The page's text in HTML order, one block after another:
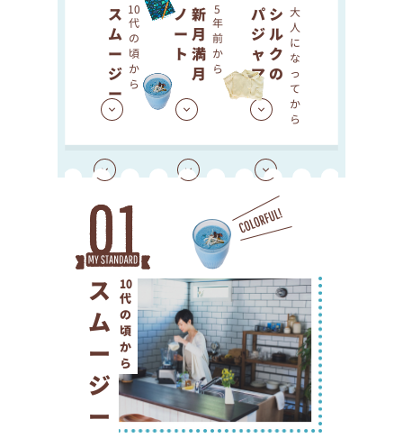
10
代の頃から
スムージー 5
年前から
新月・満月
ノート 大人になってから
シルクの
パジャマ
10
代の頃から
スムージー